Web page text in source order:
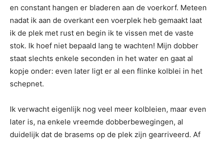
en constant hangen er bladeren aan de voerkorf. Meteen
nadat ik aan de overkant een voerplek heb gemaakt laat
ik de plek met rust en begin ik te vissen met de vaste
stok. Ik hoef niet bepaald lang te wachten! Mijn dobber
staat slechts enkele seconden in het water en gaat al
kopje onder: even later ligt er al een flinke kolblei in het
schepnet.
Ik verwacht eigenlijk nog veel meer kolbleien, maar even
later is, na enkele vreemde dobberbewegingen, al
duidelijk dat de brasems op de plek zijn gearriveerd. Af